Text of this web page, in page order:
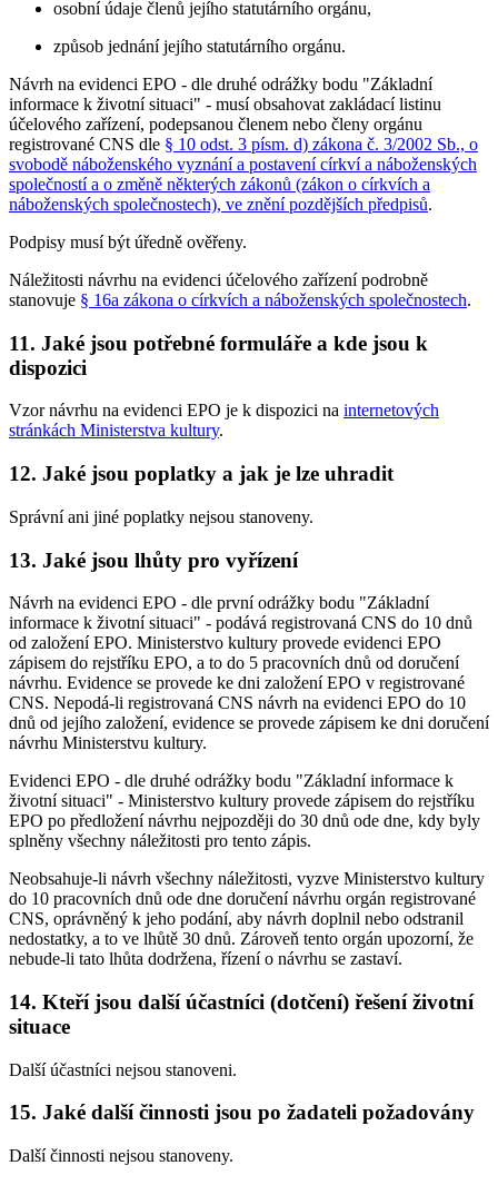
osobní údaje členů jejího statutárního orgánu,
způsob jednání jejího statutárního orgánu.
Návrh na evidenci EPO - dle druhé odrážky bodu "Základní
informace k životní situaci" - musí obsahovat zakládací listinu
účelového zařízení, podepsanou členem nebo členy orgánu
registrované CNS dle § 10 odst. 3 písm. d) zákona č. 3/2002 Sb., o
svobodě náboženského vyznání a postavení církví a náboženských
společností a o změně některých zákonů (zákon o církvích a
náboženských společnostech), ve znění pozdějších předpisů.
Podpisy musí být úředně ověřeny.
Náležitosti návrhu na evidenci účelového zařízení podrobně
stanovuje § 16a zákona o církvích a náboženských společnostech.
11. Jaké jsou potřebné formuláře a kde jsou k
dispozici
Vzor návrhu na evidenci EPO je k dispozici na internetových
stránkách Ministerstva kultury.
12. Jaké jsou poplatky a jak je lze uhradit
Správní ani jiné poplatky nejsou stanoveny.
13. Jaké jsou lhůty pro vyřízení
Návrh na evidenci EPO - dle první odrážky bodu "Základní
informace k životní situaci" - podává registrovaná CNS do 10 dnů
od založení EPO. Ministerstvo kultury provede evidenci EPO
zápisem do rejstříku EPO, a to do 5 pracovních dnů od doručení
návrhu. Evidence se provede ke dni založení EPO v registrované
CNS. Nepodá-li registrovaná CNS návrh na evidenci EPO do 10
dnů od jejího založení, evidence se provede zápisem ke dni doručení
návrhu Ministerstvu kultury.
Evidenci EPO - dle druhé odrážky bodu "Základní informace k
životní situaci" - Ministerstvo kultury provede zápisem do rejstříku
EPO po předložení návrhu nejpozději do 30 dnů ode dne, kdy byly
splněny všechny náležitosti pro tento zápis.
Neobsahuje-li návrh všechny náležitosti, vyzve Ministerstvo kultury
do 10 pracovních dnů ode dne doručení návrhu orgán registrované
CNS, oprávněný k jeho podání, aby návrh doplnil nebo odstranil
nedostatky, a to ve lhůtě 30 dnů. Zároveň tento orgán upozorní, že
nebude-li tato lhůta dodržena, řízení o návrhu se zastaví.
14. Kteří jsou další účastníci (dotčení) řešení životní
situace
Další účastníci nejsou stanoveni.
15. Jaké další činnosti jsou po žadateli požadovány
Další činnosti nejsou stanoveny.